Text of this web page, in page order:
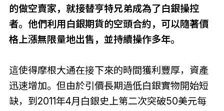
的做空賣家，就接替亨特兄弟成為了白銀操控
者。他們利用白銀期貨的空頭合約，可以隨著價
格上漲無限量地出售，並持續操作多年。
這使得摩根大通在接下來的時間獲利豐厚，資產
迅速增加。但由於引價長期過低白銀實物開始短
缺，到2011年4月白銀史上第二次突破50美元每